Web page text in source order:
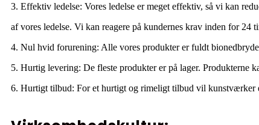
3. Effektiv ledelse: Vores ledelse er meget effektiv, så vi kan
af vores ledelse. Vi kan reagere på kundernes krav inden for 24
4. Nul hvid forurening: Alle vores produkter er fuldt
5. Hurtig levering: De fleste produkter er på lager. Produkterne
6. Hurtigt tilbud: For et hurtigt og rimeligt tilbud vil kunstværker